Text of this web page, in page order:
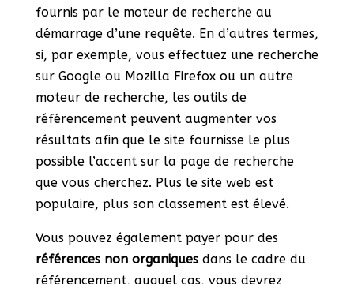
fournis par le moteur de recherche au
démarrage d’une requête. En d’autres termes,
si, par exemple, vous effectuez une recherche
sur Google ou Mozilla Firefox ou un autre
moteur de recherche, les outils de
référencement peuvent augmenter vos
résultats afin que le site fournisse le plus
possible l’accent sur la page de recherche
que vous cherchez. Plus le site web est
populaire, plus son classement est élevé.
Vous pouvez également payer pour des
références non organiquesdans le cadre du
référencement, auquel cas, vous devrez